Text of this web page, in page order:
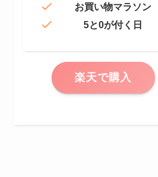
お買い物マラソン
5と0が付く日
楽天で購入